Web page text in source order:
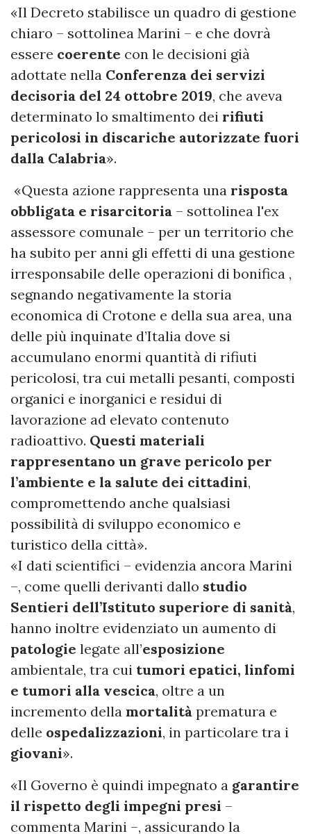
«Il Decreto stabilisce un quadro di gestione
chiaro – sottolinea Marini – e che dovrà
essere coerente con le decisioni già
adottate nella Conferenza dei servizi
decisoria del 24 ottobre 2019, che aveva
determinato lo smaltimento dei rifiuti
pericolosi in discariche autorizzate fuori
dalla Calabria».
«Questa azione rappresenta una risposta
obbligata e risarcitoria – sottolinea l'ex
assessore comunale – per un territorio che
ha subito per anni gli effetti di una gestione
irresponsabile delle operazioni di bonifica ,
segnando negativamente la storia
economica di Crotone e della sua area, una
delle più inquinate d’Italia dove si
accumulano enormi quantità di rifiuti
pericolosi, tra cui metalli pesanti, composti
organici e inorganici e residui di
lavorazione ad elevato contenuto
radioattivo. Questi materiali
rappresentano un grave pericolo per
l’ambiente e la salute dei cittadini,
compromettendo anche qualsiasi
possibilità di sviluppo economico e
turistico della città».
«I dati scientifici – evidenzia ancora Marini
–, come quelli derivanti dallo studio
Sentieri dell’Istituto superiore di sanità,
hanno inoltre evidenziato un aumento di
patologie legate all’esposizione
ambientale, tra cui tumori epatici, linfomi
e tumori alla vescica, oltre a un
incremento della mortalità prematura e
delle ospedalizzazioni, in particolare tra i
giovani».
«Il Governo è quindi impegnato a garantire
il rispetto degli impegni presi –
commenta Marini –, assicurando la